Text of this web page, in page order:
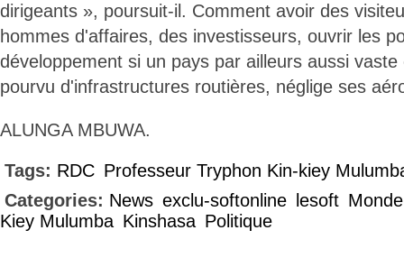
dirigeants », poursuit-il. Comment avoir des
hommes d'affaires, des investisseurs, ouvrir les
développement si un pays par ailleurs aussi
pourvu d'infrastructures routières, néglige ses
ALUNGA MBUWA.
Tags: RDC Professeur Tryphon Kin-kiey
Categories: News exclu-softonline lesoft Monde
Kiey Mulumba Kinshasa Politique